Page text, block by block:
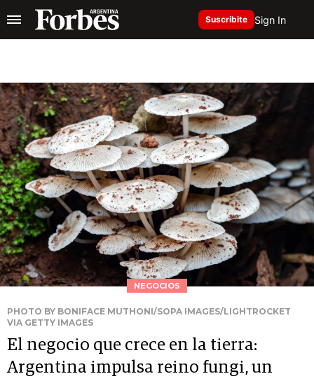
Suscribite Sign In
NEGOCIOS
PHOTO BY BONIFACE MUTHONI/SOPA IMAGES/LIGHTROCKET
VIA GETTY IMAGES
El negocio que crece en la tierra:
Argentina impulsa reino fungi, un